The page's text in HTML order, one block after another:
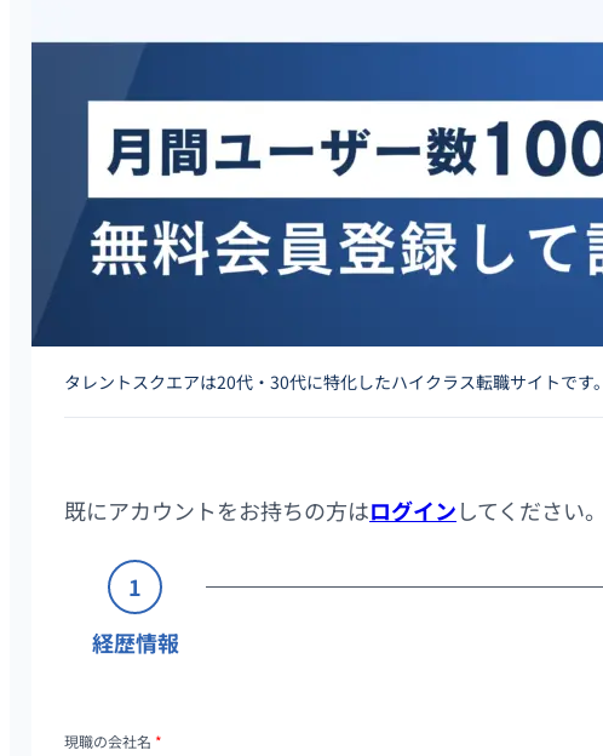
タレントスクエアは20代・30代に特化したハイクラス転職サイトで
既にアカウントをお持ちの方はログインしてください。
1
経歴情報
現職の会社名 *